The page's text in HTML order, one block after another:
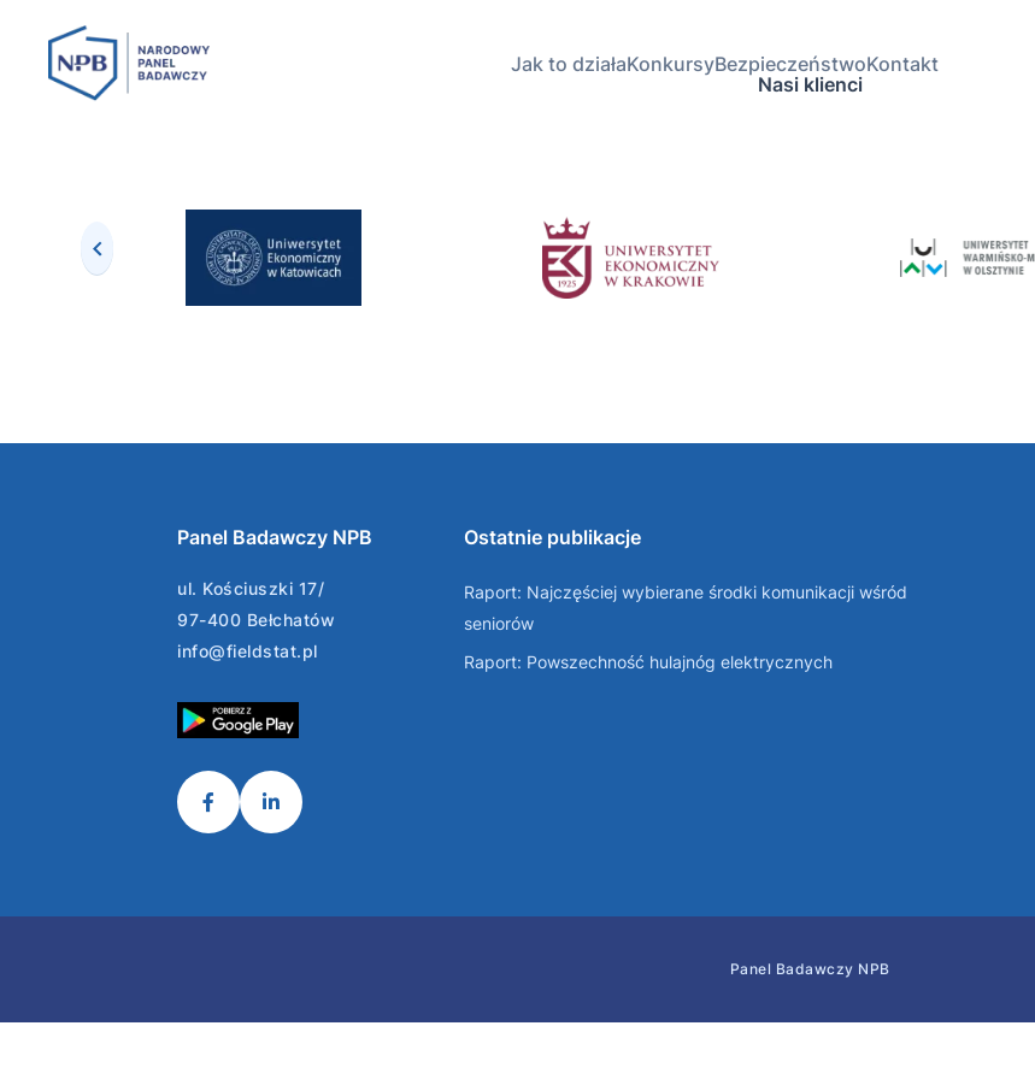
Jak to działaKonkursyBezpieczeństwoKontakt
Nasi klienci
Panel Badawczy NPB
ul. Kościuszki 17/
97-400 Bełchatów
info@fieldstat.pl
Ostatnie publikacje
Raport: Najczęściej wybierane środki komunikacji wśród
seniorów
Raport: Powszechność hulajnóg elektrycznych
Panel Badawczy NPB